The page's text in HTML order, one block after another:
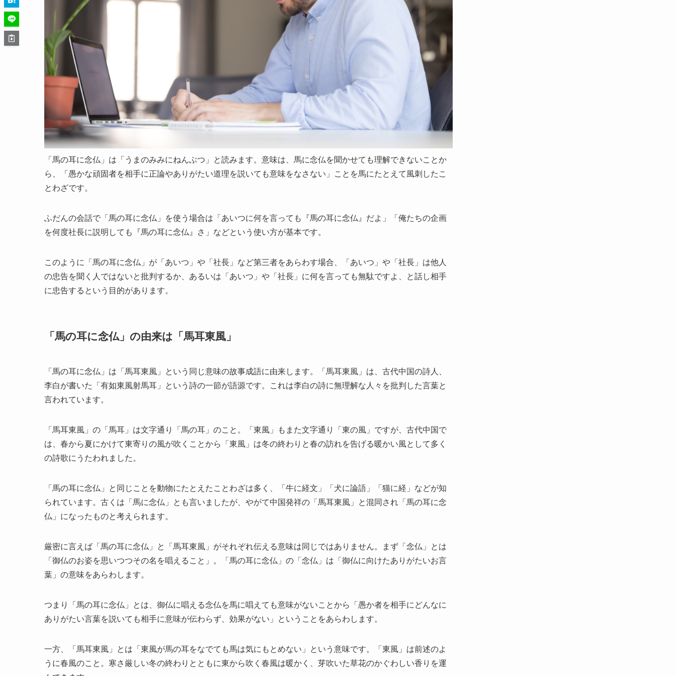
「馬の耳に念仏」は「うまのみみにねんぶつ」と読みます。意味は、馬に念仏を聞かせても理解できないことか
ら、「愚かな頑固者を相手に正論やありがたい道理を説いても意味をなさない」ことを馬にたとえて風刺したこ
とわざです。
ふだんの会話で「馬の耳に念仏」を使う場合は「あいつに何を言っても『馬の耳に念仏』だよ」「俺たちの企画
を何度社長に説明しても『馬の耳に念仏』さ」などという使い方が基本です。
このように「馬の耳に念仏」が「あいつ」や「社長」など第三者をあらわす場合、「あいつ」や「社長」は他人
の忠告を聞く人ではないと批判するか、あるいは「あいつ」や「社長」に何を言っても無駄ですよ、と話し相手
に忠告するという目的があります。
「馬の耳に念仏」の由来は「馬耳東風」
「馬の耳に念仏」は「馬耳東風」という同じ意味の故事成語に由来します。「馬耳東風」は、古代中国の詩人、
李白が書いた「有如東風射馬耳」という詩の一節が語源です。これは李白の詩に無理解な人々を批判した言葉と
言われています。
「馬耳東風」の「馬耳」は文字通り「馬の耳」のこと。「東風」もまた文字通り「東の風」ですが、古代中国で
は、春から夏にかけて東寄りの風が吹くことから「東風」は冬の終わりと春の訪れを告げる暖かい風として多く
の詩歌にうたわれました。
「馬の耳に念仏」と同じことを動物にたとえたことわざは多く、「牛に経文」「犬に論語」「猫に経」などが知
られています。古くは「馬に念仏」とも言いましたが、やがて中国発祥の「馬耳東風」と混同され「馬の耳に念
仏」になったものと考えられます。
厳密に言えば「馬の耳に念仏」と「馬耳東風」がそれぞれ伝える意味は同じではありません。まず「念仏」とは
「御仏のお姿を思いつつその名を唱えること」。「馬の耳に念仏」の「念仏」は「御仏に向けたありがたいお言
葉」の意味をあらわします。
つまり「馬の耳に念仏」とは、御仏に唱える念仏を馬に唱えても意味がないことから「愚か者を相手にどんなに
ありがたい言葉を説いても相手に意味が伝わらず、効果がない」ということをあらわします。
一方、「馬耳東風」とは「東風が馬の耳をなでても馬は気にもとめない」という意味です。「東風」は前述のよ
うに春風のこと。寒さ厳しい冬の終わりとともに東から吹く春風は暖かく、芽吹いた草花のかぐわしい香りを運